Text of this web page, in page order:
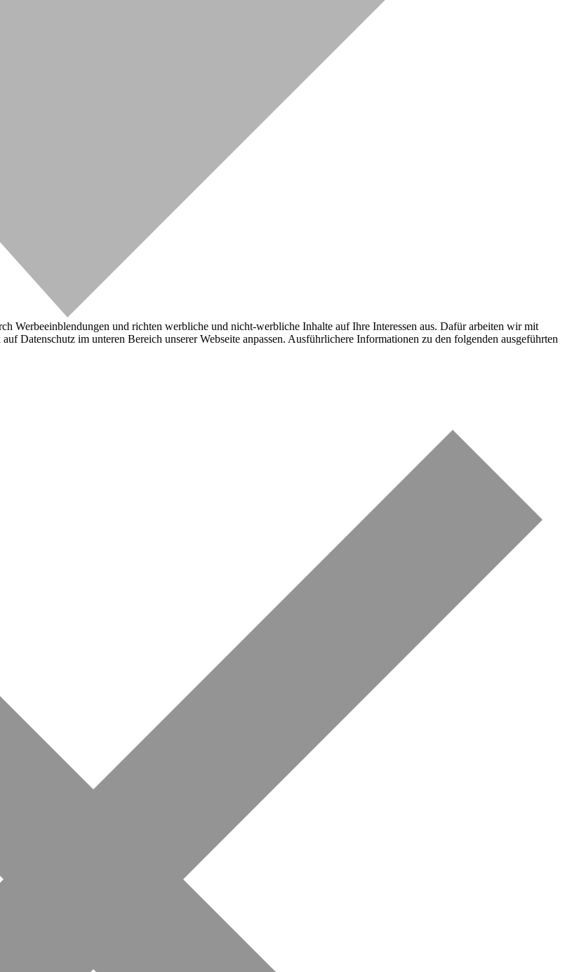
Werbeeinblendungen und richten werbliche und nicht-werbliche Inhalte auf Ihre Interessen aus. Dafür arbeiten wir mit
Datenschutz im unteren Bereich unserer Webseite anpassen. Ausführlichere Informationen zu den folgenden ausgeführten